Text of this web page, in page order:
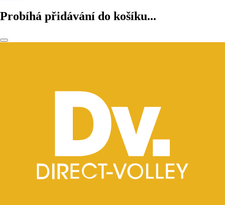
Probíhá přidávání do košíku...